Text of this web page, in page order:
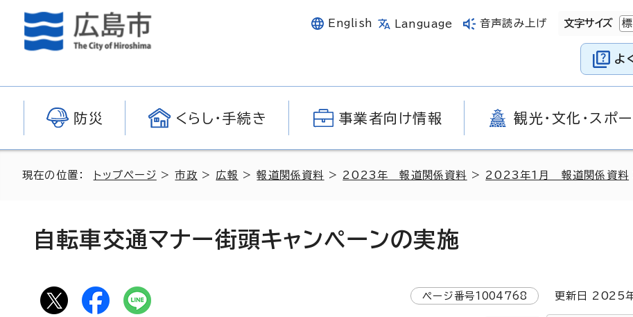
English Language 音声読み上げ 文字サイズ
よ
防災 くらし・手続き 事業者向け情報 観光・文化・スポ
現在の位置： トップページ >市政 > 広報 >報道関係資料 > 2023年 報道関係資料 > 2023年1月 報道関係資料
自転車交通マナー街頭キャンペーンの実施
ページ番号1004768 更新日 2025